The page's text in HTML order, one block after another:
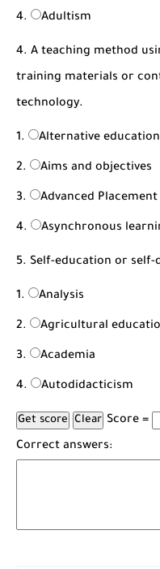
Adultism
4. A teaching method
training materials or
technology.
Alternative education
Aims and objectives
Advanced
Asynchronous
5. Self-education or
Analysis
Agricultural
Academia
Autodidacticism
Score =
Correct answers: